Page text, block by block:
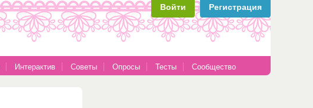
Войти Регистрация
Интерактив Советы Опросы Тесты Сообщество